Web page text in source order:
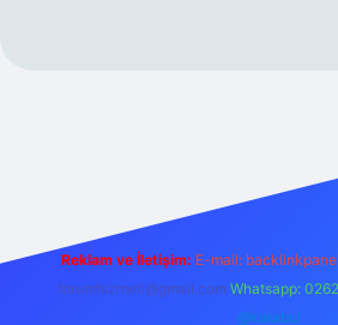
Reklam ve İletişim: E-mail:
forumhizmeti@gmail.com Whatsapp:
@karabul